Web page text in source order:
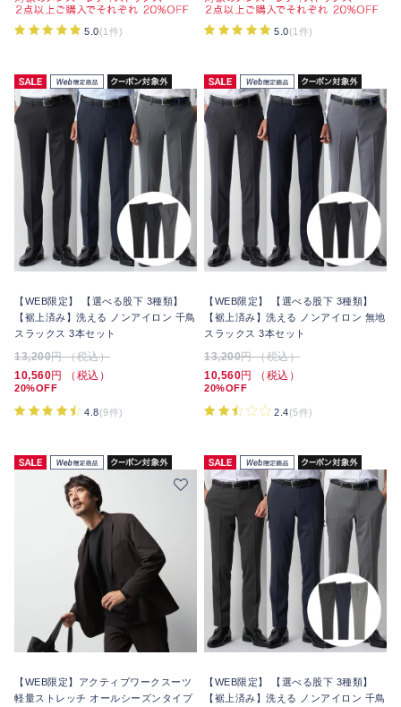
5.0(1件) 5.0(1件)
【WEB限定】 【選べる股下 3種類】
【裾上済み】洗える ノンアイロン 千鳥
スラックス 3本セット
13,200円 （税込）
10,560円 （税込）
20%OFF
4.8(9件)
【WEB限定】 【選べる股下 3種類】
【裾上済み】洗える ノンアイロン 無地
スラックス 3本セット
13,200円 （税込）
10,560円 （税込）
20%OFF
2.4(5件)
【WEB限定】アクティブワークスーツ
軽量ストレッチ オールシーズンタイプ
【WEB限定】 【選べる股下 3種類】
【裾上済み】洗える ノンアイロン 千鳥